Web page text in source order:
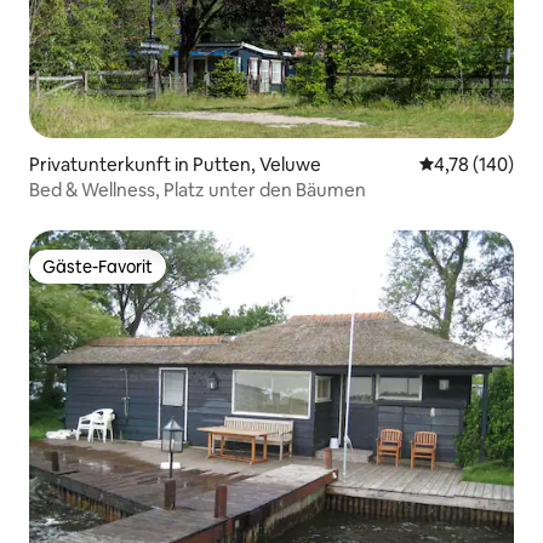
Privatunterkunft in Putten, Veluwe
4,78 (140)
Bed & Wellness, Platz unter den Bäumen
Gäste-Favorit
Gäste-Favorit